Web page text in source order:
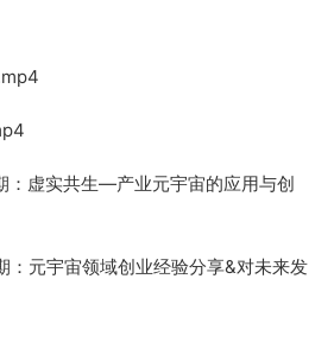
：虚实共生—产业元宇宙的应用与创
：元宇宙领域创业经验分享&对未来发